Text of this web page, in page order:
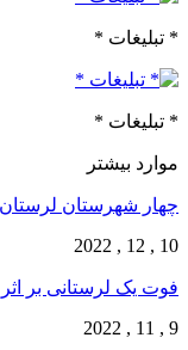
* تبلیغات *
* تبلیغات *
موارد بیشتر
چهار شهرستان لرستان
10 , 12 , 2022
فوت یک لرستانی بر اثر
9 , 11 , 2022